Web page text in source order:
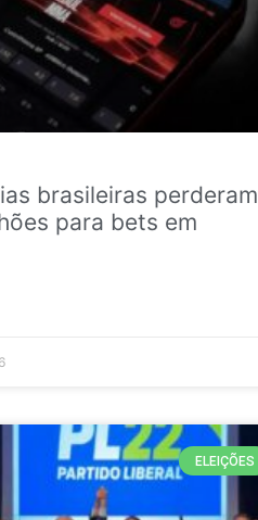
brasileiras perderam
para bets em
ELEIÇÕES